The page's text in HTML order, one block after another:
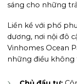
sáng cho những
Liền kề với phố
dương, nơi nội đô
Vinhomes Ocean
những điều không